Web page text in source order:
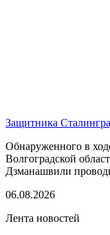
Защитника
Обнаруженного в
Волгоградской
Дзманашвили
06.08.2026
Лента новостей